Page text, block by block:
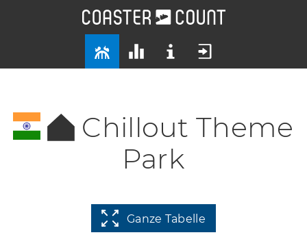
Chillout Theme
Park
Ganze Tabelle